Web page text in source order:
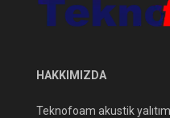
HAKKIMIZDA
Teknofoam akustik